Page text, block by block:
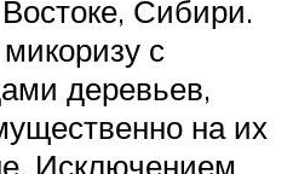
Сибири.
с
деревьев,
на их
Исключением